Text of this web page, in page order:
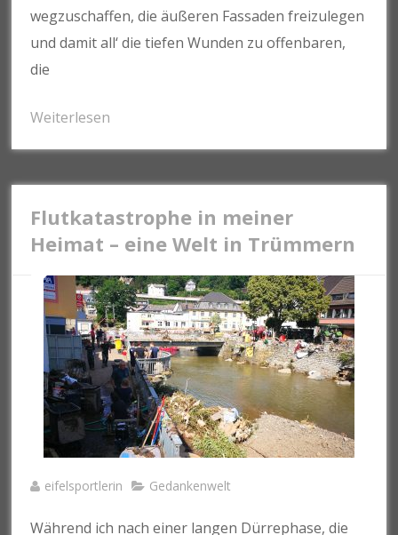
wegzuschaffen, die äußeren Fassaden freizulegen
und damit all‘ die tiefen Wunden zu offenbaren,
die
Weiterlesen
Flutkatastrophe in meiner
Heimat – eine Welt in Trümmern
eifelsportlerin Gedankenwelt
Während ich nach einer langen Dürrephase, die